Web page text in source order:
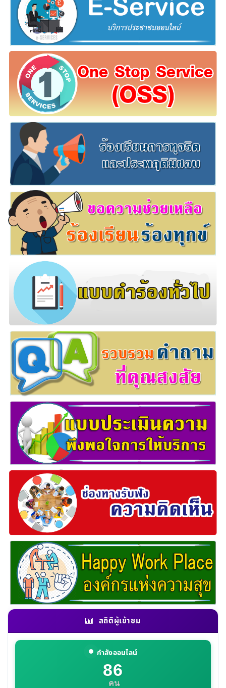
สถิติผู้เข้าชม
กำลังออนไลน์
86
คน